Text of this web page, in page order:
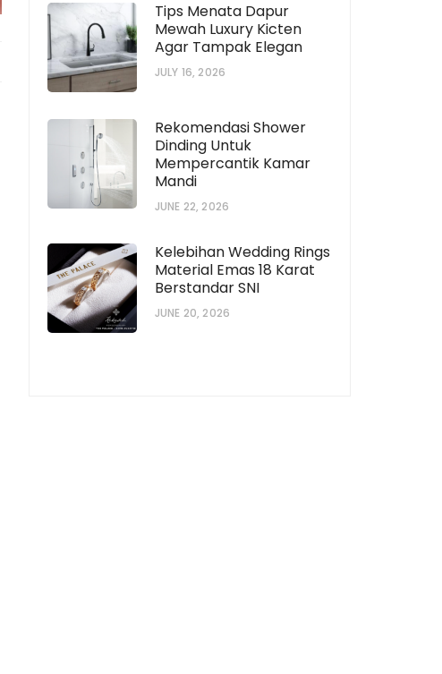
Tips Menata Dapur
Mewah Luxury Kicten
Agar Tampak Elegan
JULY 16, 2026
Rekomendasi Shower
Dinding Untuk
Mempercantik Kamar
Mandi
JUNE 22, 2026
Kelebihan Wedding Rings
Material Emas 18 Karat
Berstandar SNI
JUNE 20, 2026